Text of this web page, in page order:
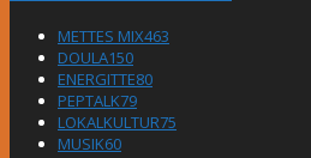
METTES MIX463
DOULA150
ENERGITTE80
PEPTALK79
LOKALKULTUR75
MUSIK60